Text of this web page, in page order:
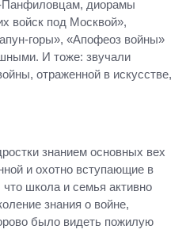
Панфиловцам, диорамы
войск под Москвой»,
горы», «Апофеоз войны»
И тоже: звучали
отраженной в искусстве,
знанием основных вех
и охотно вступающие в
что школа и семья активно
знания о войне,
было видеть пожилую